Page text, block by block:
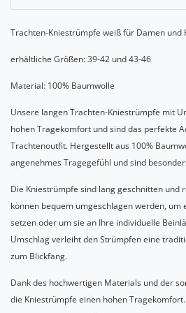
Trachten-Kniestrümpfe weiß für Damen und
erhältliche Größen: 39-42 und 43-46
Material: 100% Baumwolle
Unsere langen Trachten-Kniestrümpfe mit
hohen Tragekomfort und sind das perfekte
Trachtenoutfit. Hergestellt aus 100%
angenehmes Tragegefühl und sind
Die Kniestrümpfe sind lang geschnitten und
können bequem umgeschlagen werden, um
setzen oder um sie an Ihre individuelle
Umschlag verleiht den Strümpfen eine
zum Blickfang.
Dank des hochwertigen Materials und der
die Kniestrümpfe einen hohen